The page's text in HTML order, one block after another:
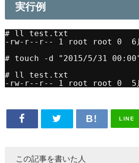
実行例
# ll test.txt
-rw-r--r-- 1 root root 0  6
# touch -d "2015/5/31
# ll test.txt
-rw-r--r-- 1 root root 0  5
LINE
この記事を書いた人